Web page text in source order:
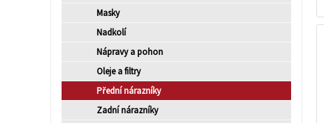
Masky
Nadkolí
Nápravy a pohon
Oleje a filtry
Přední nárazníky
Zadní nárazníky